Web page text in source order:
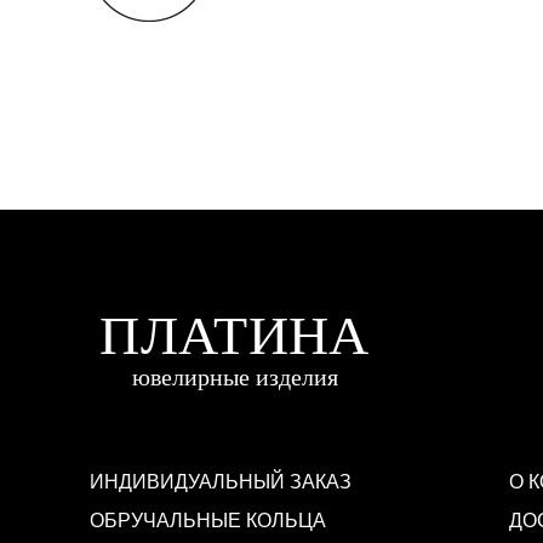
ИНДИВИДУАЛЬНЫЙ ЗАКАЗ
ОБРУЧАЛЬНЫЕ КОЛЬЦА
О